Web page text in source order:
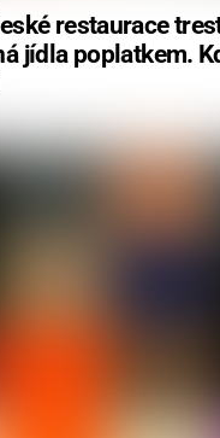
restaurace
jídla poplatkem.